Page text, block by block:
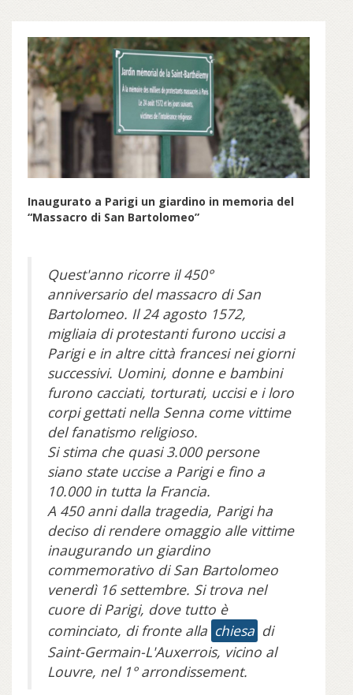
Inaugurato a Parigi un giardino in memoria del
“Massacro di San Bartolomeo”
Quest'anno ricorre il 450°
anniversario del massacro di San
Bartolomeo. Il 24 agosto 1572,
migliaia di protestanti furono uccisi a
Parigi e in altre città francesi nei giorni
successivi. Uomini, donne e bambini
furono cacciati, torturati, uccisi e i loro
corpi gettati nella Senna come vittime
del fanatismo religioso.
Si stima che quasi 3.000 persone
siano state uccise a Parigi e fino a
10.000 in tutta la Francia.
A 450 anni dalla tragedia, Parigi ha
deciso di rendere omaggio alle vittime
inaugurando un giardino
commemorativo di San Bartolomeo
venerdì 16 settembre. Si trova nel
cuore di Parigi, dove tutto è
cominciato, di fronte alla chiesa di
Saint-Germain-L'Auxerrois, vicino al
Louvre, nel 1° arrondissement.